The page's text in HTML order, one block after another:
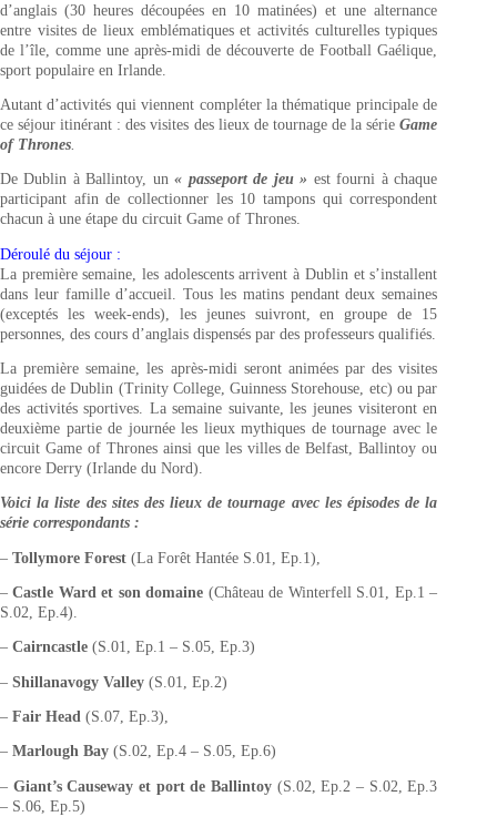
d’anglais (30 heures découpées en 10 matinées) et une alternance
entre visites de lieux emblématiques et activités culturelles typiques
de l’île, comme une après-midi de découverte de Football Gaélique,
sport populaire en Irlande.
Autant d’activités qui viennent compléter la thématique principale de
ce séjour itinérant : des visites des lieux de tournage de la sérieGame
of Thrones
De Dublin à Ballintoy, un« passeport de jeu » est fourni à chaque
participant afin de collectionner les 10 tampons qui correspondent
chacun à une étape du circuit Game of Thrones.
Déroulé du séjour :
La première semaine, les adolescents arrivent à Dublin et s’installent
dans leur famille d’accueil. Tous les matins pendant deux semaines
(exceptés les week-ends), les jeunes suivront, en groupe de 15
personnes, des cours d’anglais dispensés par des professeurs qualifiés.
La première semaine, les après-midi seront animées par des visites
guidées de Dublin (Trinity College, Guinness Storehouse, etc) ou par
des activités sportives. La semaine suivante, les jeunes visiteront en
deuxième partie de journée les lieux mythiques de tournage avec le
circuit Game of Thrones ainsi que les villes de Belfast, Ballintoy ou
encore Derry (Irlande du Nord).
Voici la liste des sites des lieux de tournage avec les épisodes de la
série correspondants :
– Tollymore Forest (La Forêt Hantée S.01, Ep.1),
–Castle Ward et son domaine (Château de Winterfell S.01, Ep.1 –
S.02, Ep.4).
– Cairncastle (S.01, Ep.1 – S.05, Ep.3)
– Shillanavogy Valley (S.01, Ep.2)
– Fair Head (S.07, Ep.3),
– Marlough Bay (S.02, Ep.4 – S.05, Ep.6)
– Giant’s Causeway et port de Ballintoy (S.02, Ep.2 – S.02, Ep.3
– S.06, Ep.5)